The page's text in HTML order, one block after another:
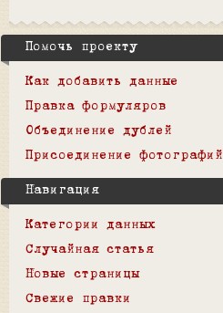
Помочь проекту
Как добавить данные
Правка формуляров
Объединение дублей
Присоединение фотографий
Навигация
Категории данных
Случайная статья
Новые страницы
Свежие правки